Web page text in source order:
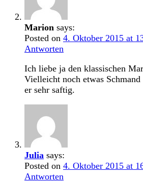
Marion says:
Posted on 4. Oktober 2015 at
Antworten
Ich liebe ja den klassischen
Vielleicht noch etwas
er sehr saftig.
Julia says:
Posted on 4. Oktober 2015 at
Antworten